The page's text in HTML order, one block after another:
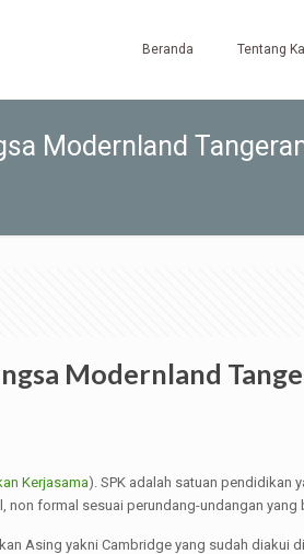
Beranda Tentang
Modernland
Modernland
Kerjasama). SPK adalah satuan pendidikan
non formal sesuai perundang-undangan yang
Asing yakni Cambridge yang sudah diakui